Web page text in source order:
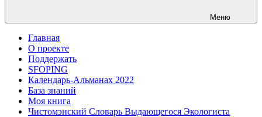
Меню
Главная
О проекте
Поддержать
SFOPING
Календарь-Альманах 2022
База знаний
Моя книга
Чистомэнский Словарь Выдающегося Экологиста